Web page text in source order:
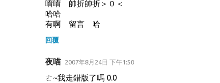
唷唷 帥折帥折＞０＜
哈哈
有啊 留言 哈
回覆
夜喵 2007年8月24日 下午1:50
ㄜ~我走錯版了嗎 0.0